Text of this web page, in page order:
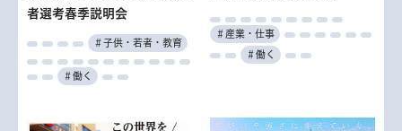
者選考春季説明会
＃子供・若者・教育
＃働く
＃産業・仕事
＃働く